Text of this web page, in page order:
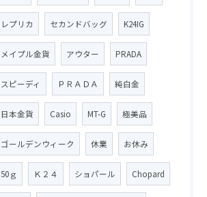
レプリカ セカンドバッグ K24IG
メイプル金貨 アウター PRADA
スピーディ ＰＲＡＤＡ 純白金
日本金貨 Casio MT-G 極美品
ゴールデンウィーク 休業 お休み
50ｇ Ｋ２４ ショパール Chopard